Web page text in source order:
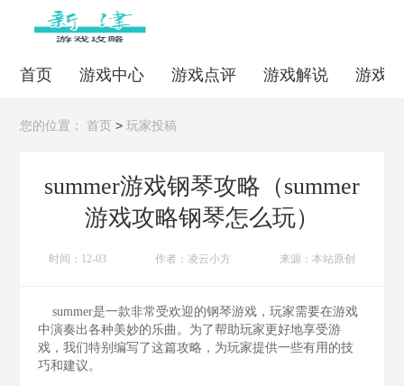
首页 游戏中心 游戏点评 游戏解说 游戏
您的位置： 首页 >玩家投稿
summer游戏钢琴攻略（summer
游戏攻略钢琴怎么玩）
时间：12-03 作者：凌云小方 来源：本站原创
summer是一款非常受欢迎的钢琴游戏，玩家需要在游戏
中演奏出各种美妙的乐曲。为了帮助玩家更好地享受游
戏，我们特别编写了这篇攻略，为玩家提供一些有用的技
巧和建议。